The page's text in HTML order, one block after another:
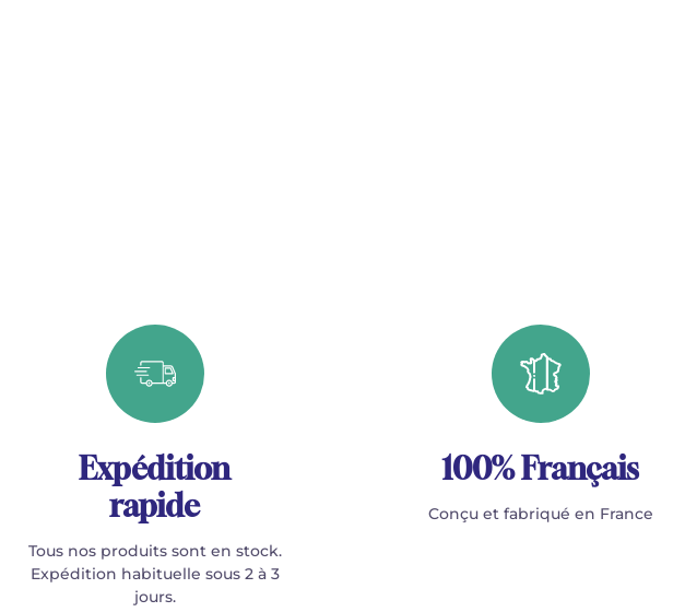
Expédition
rapide
Tous nos produits sont en stock.
Expédition habituelle sous 2 à 3
jours.
100% Français
Conçu et fabriqué en France